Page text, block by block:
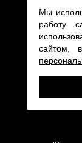
Мы
работу
сайтом,